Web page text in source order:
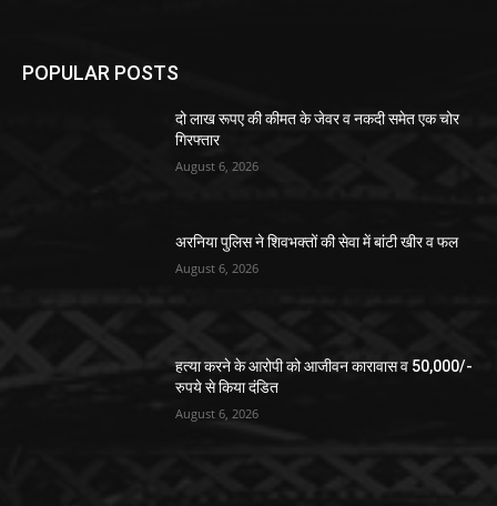
POPULAR POSTS
दो लाख रूपए की कीमत के जेवर व नकदी समेत एक चोर
गिरफ्तार
August 6, 2026
अरनिया पुलिस ने शिवभक्तों की सेवा में बांटी खीर व फल
August 6, 2026
हत्या करने के आरोपी को आजीवन कारावास व 50,000/-
रुपये से किया दंडित
August 6, 2026